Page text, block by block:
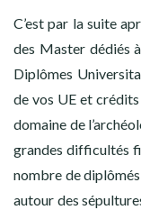
C’est par la suite
des Master dédiés
Diplômes
de vos UE et
domaine de
grandes difficultés
nombre de
autour des